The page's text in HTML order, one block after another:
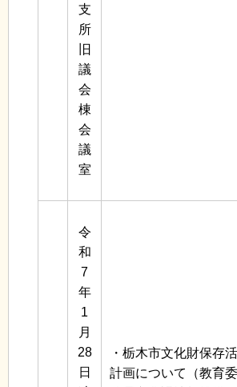
支
所
旧
議
会
棟
会
議
室
令
和
7
年
1
月
28
日
・栃木市文化財保存
計画について（教育